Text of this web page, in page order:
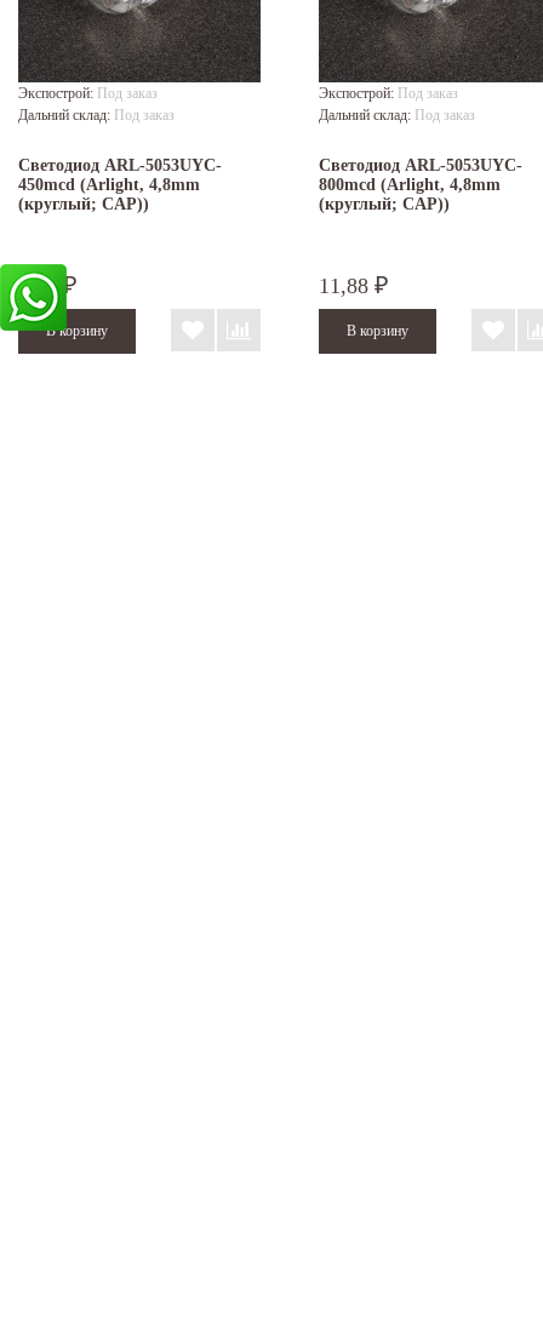
Экспострой: Под заказ
Дальний склад: Под заказ
Светодиод ARL-5053UYC-
450mcd (Arlight, 4,8mm
(круглый; CAP))
6,20 ₽
Экспострой: Под заказ
Дальний склад: Под заказ
Светодиод ARL-5053UYC-
800mcd (Arlight, 4,8mm
(круглый; CAP))
11,88 ₽